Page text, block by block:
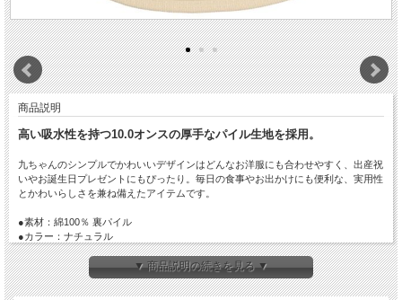
商品説明
高い吸水性を持つ10.0オンスの厚手なパイル生地を採用。
九ちゃんのシンプルでかわいいデザインはどんなお洋服にも合わせやすく、出産祝
いやお誕生日プレゼントにもぴったり。毎日の食事やお出かけにも便利な、実用性
とかわいらしさを兼ね備えたアイテムです。
●素材：綿100％ 裏パイル
●カラー：ナチュラル
※カメラやモニターの設定や性質により、画像と実物の色の違いがある場合がござ
います。ご了承ください。
●サイズ：フリー
▼ 商品説明の続きを見る ▼